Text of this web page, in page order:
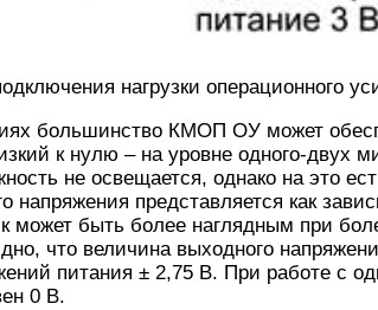
нагрузки операционного
большинство КМОП ОУ может
к нулю – на уровне одного-двух
не освещается, однако на это
напряжения представляется как
может быть более наглядным при
что величина выходного
питания ± 2,75 В. При работе с
0 В.